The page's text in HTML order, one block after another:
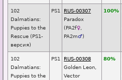
102
Dalmatians:
Puppies to the
Rescue (PS1-
версия)
PS1
RUS-00307
Paradox
(PA2f♀
PA2m♂)
100%
102
Dalmatians:
Puppies to the
PS1
RUS-00308
Golden Leon,
Vector
80%